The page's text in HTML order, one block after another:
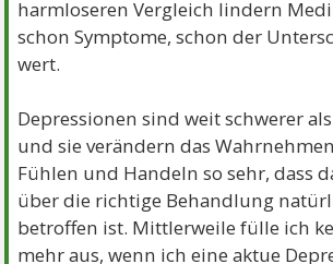
harmloseren Vergleich lindern
schon Symptome, schon der
wert.
Depressionen sind weit schwerer
und sie verändern das
Fühlen und Handeln so sehr, dass
über die richtige Behandlung
betroffen ist. Mittlerweile fülle ich
mehr aus, wenn ich eine aktue